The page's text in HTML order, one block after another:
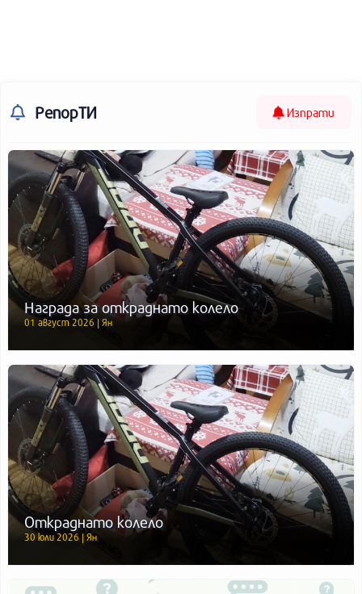
РепорТИ Изпрати
Награда за откраднато колело
01 август 2026 | Ян
Откраднато колело
30 юли 2026 | Ян